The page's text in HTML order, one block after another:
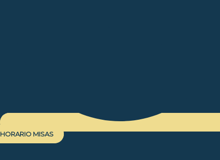
HORARIO MISAS